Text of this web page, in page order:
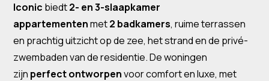
Iconic biedt2- en 3-slaapkamer
appartementenmet2 badkamers, ruime terrassen
en prachtig uitzicht op de zee, het strand en de privé-
zwembaden van de residentie. De woningen
zijn perfect ontworpenvoor comfort en luxe, met